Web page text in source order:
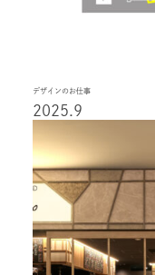
デザインのお仕事
2025.9